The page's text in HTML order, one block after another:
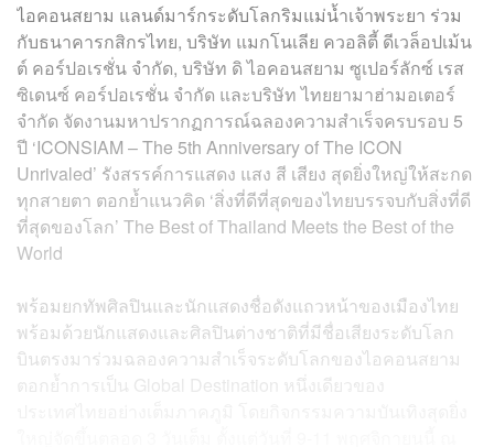
ไอคอนสยาม แลนด์มาร์กระดับโลกริมแม่น้ำเจ้าพระยา ร่วม
กับธนาคารกสิกรไทย, บริษัท แมกโนเลีย ควอลิตี้ ดีเวล็อปเม้น
ต์ คอร์ปอเรชั่น จำกัด, บริษัท ดิ ไอคอนสยาม ซูเปอร์ลักซ์ เรส
ซิเดนซ์ คอร์ปอเรชั่น จำกัด และบริษัท ไทยยามาฮ่ามอเตอร์
จำกัด จัดงานมหาปรากฏการณ์ฉลองความสำเร็จครบรอบ 5
ปี ‘ICONSIAM – The 5th Anniversary of The ICON
Unrivaled’ รังสรรค์การแสดง แสง สี เสียง สุดยิ่งใหญ่ให้สะกด
ทุกสายตา ตอกย้ำแนวคิด ‘สิ่งที่ดีที่สุดของไทยบรรจบกับสิ่งที่ดี
ที่สุดของโลก’ The Best of Thailand Meets the Best of the
World
พร้อมยกทัพศิลปินและนักแสดงชื่อดังแถวหน้าของเมืองไทย
พร้อมด้วยนักแสดงและศิลปินต่างชาติที่มีชื่อเสียงระดับโลก
บินตรงมาร่วมฉลองความสำเร็จระดับโลกของไอคอนสยาม
ตอกย้ำการเป็น Global Destination หนึ่งเดียวของ